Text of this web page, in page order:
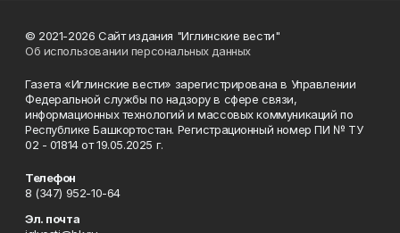
© 2021-2026 Сайт издания "Иглинские вести"
Об использовании персональных данных
Газета «Иглинские вести» зарегистрирована в Управлении
Федеральной службы по надзору в сфере связи,
информационных технологий и массовых коммуникаций по
Республике Башкортостан. Регистрационный номер ПИ № ТУ
02 - 01814 от 19.05.2025 г.
Телефон
8 (347) 952-10-64
Эл. почта